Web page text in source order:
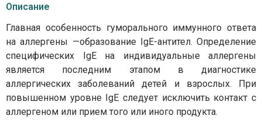
Описание
Главная особенность гуморального иммунного ответа
на аллергены —образование IgE-антител. Определение
специфических IgE на индивидуальные аллергены
является последним этапом в диагностике
аллергических заболеваний детей и взрослых. При
повышенном уровне IgE следует исключить контакт с
аллергеном или прием того или иного продукта.